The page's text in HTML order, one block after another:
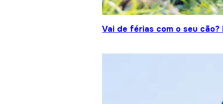
Vai de férias com o seu